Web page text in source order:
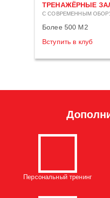
ТРЕНАЖЁРНЫЕ
С СОВРЕМЕННЫМ
Более 500 М2
Вступить в клуб
Персональный тренинг